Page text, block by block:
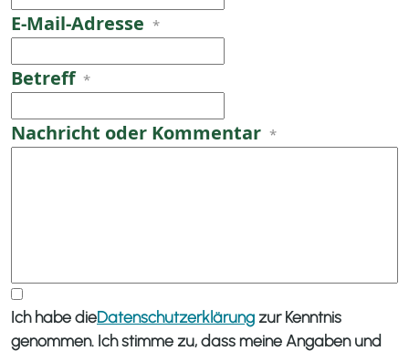
E-Mail-Adresse *
Betreff *
Nachricht oder Kommentar *
Ich habe dieDatenschutzerklärung zur Kenntnis
genommen. Ich stimme zu, dass meine Angaben und